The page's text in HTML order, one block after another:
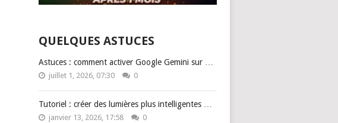
QUELQUES ASTUCES
Astuces : comment activer Google Gemini sur …
juillet 1, 2026, 07:30 0
Tutoriel : créer des lumières plus intelligentes …
janvier 13, 2026, 17:58 0